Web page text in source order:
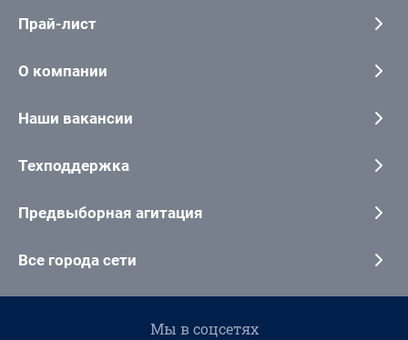
Прай-лист
О компании
Наши вакансии
Техподдержка
Предвыборная агитация
Все города сети
Мы в соцсетях